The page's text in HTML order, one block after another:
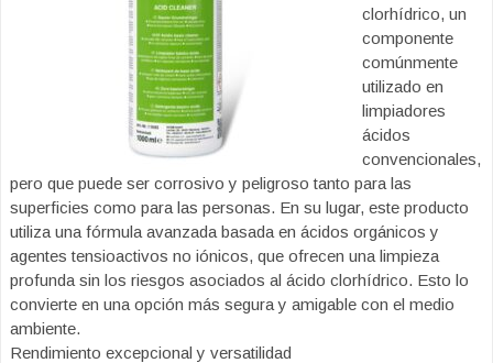
clorhídrico, un
componente
comúnmente
utilizado en
limpiadores
ácidos
convencionales,
pero que puede ser corrosivo y peligroso tanto para las
superficies como para las personas. En su lugar, este producto
utiliza una fórmula avanzada basada en ácidos orgánicos y
agentes tensioactivos no iónicos, que ofrecen una limpieza
profunda sin los riesgos asociados al ácido clorhídrico. Esto lo
convierte en una opción más segura y amigable con el medio
ambiente.
Rendimiento excepcional y versatilidad